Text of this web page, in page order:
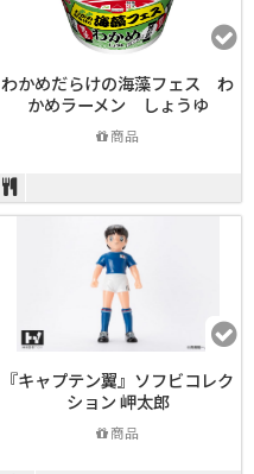
わかめだらけの海藻フェス わ
かめラーメン しょうゆ
商品
『キャプテン翼』ソフビコレク
ション 岬太郎
商品